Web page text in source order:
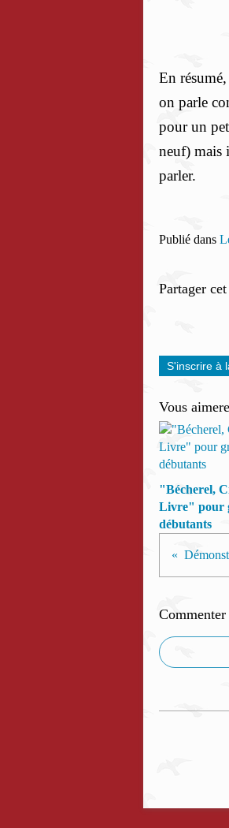
En
on parle
pour un
neuf) mais
parler.
Publié dans
Partager
S'inscrire à
Vous
"Bécherel,
Livre" pour
débutants